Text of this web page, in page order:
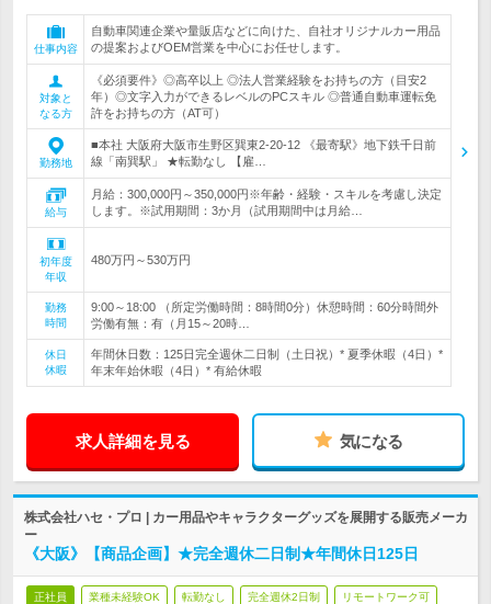
仕事内容
自動車関連企業や量販店などに向けた、自社オリジナルカー用品
の提案およびOEM営業を中心にお任せします。
対象と
なる方
《必須要件》◎高卒以上 ◎法人営業経験をお持ちの方（目安2
年）◎文字入力ができるレベルのPCスキル ◎普通自動車運転免
許をお持ちの方（AT可）
勤務地
■本社 大阪府大阪市生野区巽東2-20-12 《最寄駅》地下鉄千日前
線「南巽駅」 ★転勤なし 【雇…
給与
月給：300,000円～350,000円※年齢・経験・スキルを考慮し決定
します。※試用期間：3か月（試用期間中は月給…
初年度
年収
480万円～530万円
勤務
時間
9:00～18:00 （所定労働時間：8時間0分）休憩時間：60分時間外
労働有無：有（月15～20時…
休日
休暇
年間休日数：125日完全週休二日制（土日祝）* 夏季休暇（4日）*
年末年始休暇（4日）* 有給休暇
求人詳細を見る 気になる
株式会社ハセ・プロ | カー用品やキャラクターグッズを展開する販売メーカ
ー
《大阪》【商品企画】★完全週休二日制★年間休日125日
正社員 業種未経験OK 転勤なし 完全週休2日制 リモートワーク可